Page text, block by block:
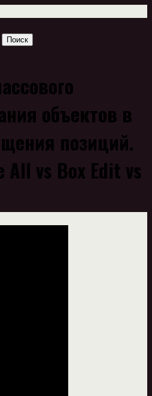
объектов в
позиций.
All vs Box Edit vs